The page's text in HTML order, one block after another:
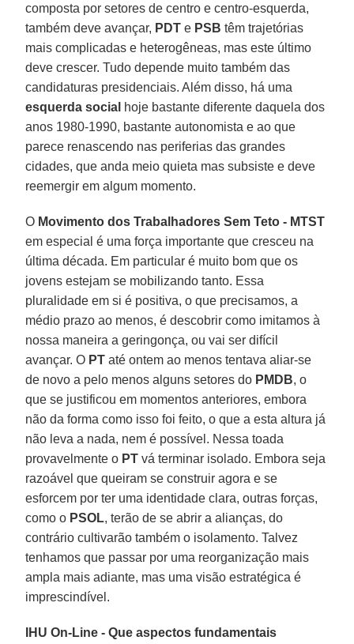
composta por setores de centro e centro-esquerda,
também deve avançar, PDT e PSB têm trajetórias
mais complicadas e heterogêneas, mas este último
deve crescer. Tudo depende muito também das
candidaturas presidenciais. Além disso, há uma
esquerda social hoje bastante diferente daquela dos
anos 1980-1990, bastante autonomista e ao que
parece renascendo nas periferias das grandes
cidades, que anda meio quieta mas subsiste e deve
reemergir em algum momento.
O Movimento dos Trabalhadores Sem Teto - MTST
em especial é uma força importante que cresceu na
última década. Em particular é muito bom que os
jovens estejam se mobilizando tanto. Essa
pluralidade em si é positiva, o que precisamos, a
médio prazo ao menos, é descobrir como imitamos à
nossa maneira a geringonça, ou vai ser difícil
avançar. O PT até ontem ao menos tentava aliar-se
de novo a pelo menos alguns setores do PMDB, o
que se justificou em momentos anteriores, embora
não da forma como isso foi feito, o que a esta altura já
não leva a nada, nem é possível. Nessa toada
provavelmente o PTvá terminar isolado. Embora seja
razoável que queiram se construir agora e se
esforcem por ter uma identidade clara, outras forças,
como o PSOL, terão de se abrir a alianças, do
contrário cultivarão também o isolamento. Talvez
tenhamos que passar por uma reorganização mais
ampla mais adiante, mas uma visão estratégica é
imprescindível.
IHU On-Line - Que aspectos fundamentais